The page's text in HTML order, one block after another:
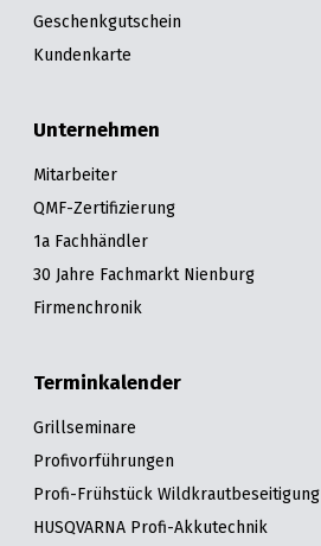
Geschenkgutschein
Kundenkarte
Unternehmen
Mitarbeiter
QMF-Zertifizierung
1a Fachhändler
30 Jahre Fachmarkt Nienburg
Firmenchronik
Terminkalender
Grillseminare
Profivorführungen
Profi-Frühstück Wildkrautbeseitigung
HUSQVARNA Profi-Akkutechnik